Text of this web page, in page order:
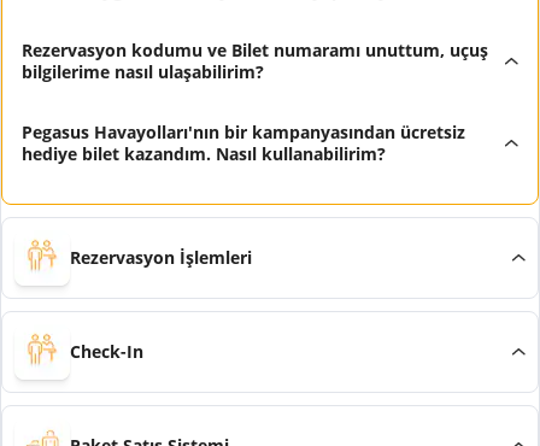
Rezervasyon kodumu ve Bilet numaramı unuttum, uçuş
bilgilerime nasıl ulaşabilirim?
Pegasus Havayolları'nın bir kampanyasından ücretsiz
hediye bilet kazandım. Nasıl kullanabilirim?
Rezervasyon İşlemleri
Check-In